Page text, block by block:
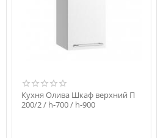
Кухня Олива Шкаф верхний П
200/2 / h-700 / h-900